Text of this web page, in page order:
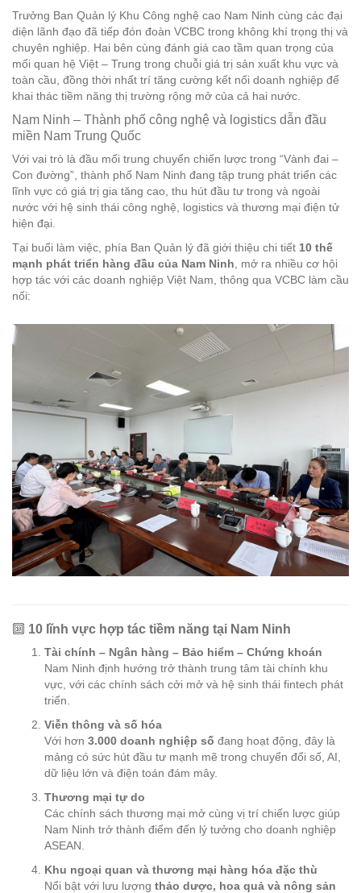
Trưởng Ban Quản lý Khu Công nghệ cao Nam Ninh cùng các đại
diện lãnh đạo đã tiếp đón đoàn VCBC trong không khí trọng thị và
chuyên nghiệp. Hai bên cùng đánh giá cao tầm quan trọng của
mối quan hệ Việt – Trung trong chuỗi giá trị sản xuất khu vực và
toàn cầu, đồng thời nhất trí tăng cường kết nối doanh nghiệp để
khai thác tiềm năng thị trường rộng mở của cả hai nước.
Nam Ninh – Thành phố công nghệ và logistics dẫn đầu
miền Nam Trung Quốc
Với vai trò là đầu mối trung chuyển chiến lược trong “Vành đai –
Con đường”, thành phố Nam Ninh đang tập trung phát triển các
lĩnh vực có giá trị gia tăng cao, thu hút đầu tư trong và ngoài
nước với hệ sinh thái công nghệ, logistics và thương mại điện tử
hiện đại.
Tại buổi làm việc, phía Ban Quản lý đã giới thiệu chi tiết 10 thế
mạnh phát triển hàng đầu của Nam Ninh , mở ra nhiều cơ hội
hợp tác với các doanh nghiệp Việt Nam, thông qua VCBC làm cầu
nối:
🔟 10 lĩnh vực hợp tác tiềm năng tại Nam Ninh
Tài chính – Ngân hàng – Bảo hiểm – Chứng khoán
Nam Ninh định hướng trở thành trung tâm tài chính khu
vực, với các chính sách cởi mở và hệ sinh thái fintech phát
triển.
Viễn thông và số hóa
Với hơn 3.000 doanh nghiệp số đang hoạt động, đây là
mảng có sức hút đầu tư mạnh mẽ trong chuyển đổi số, AI,
dữ liệu lớn và điện toán đám mây.
Thương mại tự do
Các chính sách thương mại mở cùng vị trí chiến lược giúp
Nam Ninh trở thành điểm đến lý tưởng cho doanh nghiệp
ASEAN.
Khu ngoại quan và thương mại hàng hóa đặc thù
Nổi bật với lưu lượng thảo dược, hoa quả và nông sản